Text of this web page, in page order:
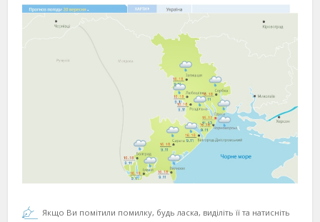
Якщо Ви помітили помилку, будь ласка, виділіть її та натисніть